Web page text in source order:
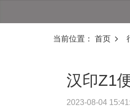
当前位置： 首页
汉印Z1
2023-08-04